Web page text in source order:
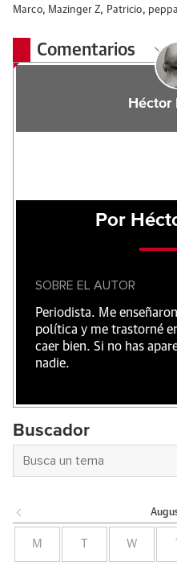
Marco, Mazinger Z, Patricio,
Comentarios
Héctor
Por
SOBRE EL AUTOR
Periodista. Me
política y me trastorné
caer bien. Si no has
nadie.
Buscador
M W